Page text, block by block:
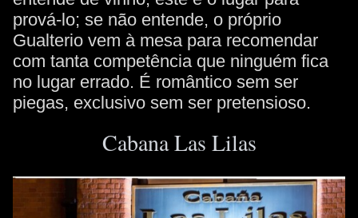
prová-lo; se não entende, o próprio
Gualterio vem à mesa para recomendar
com tanta competência que ninguém fica
no lugar errado. É romântico sem ser
piegas, exclusivo sem ser pretensioso.
Cabana Las Lilas